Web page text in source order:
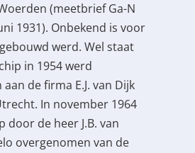
(meetbrief Ga-N
1931). Onbekend is voor
werd. Wel staat
in 1954 werd
de firma E.J. van Dijk
In november 1964
door de heer J.B. van
overgenomen van de